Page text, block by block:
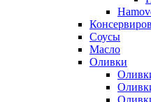
Соусы
Масло
Оливки